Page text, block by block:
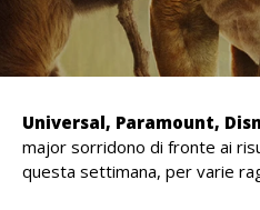
Universal, Paramount,
major sorridono di fronte ai
questa settimana, per varie